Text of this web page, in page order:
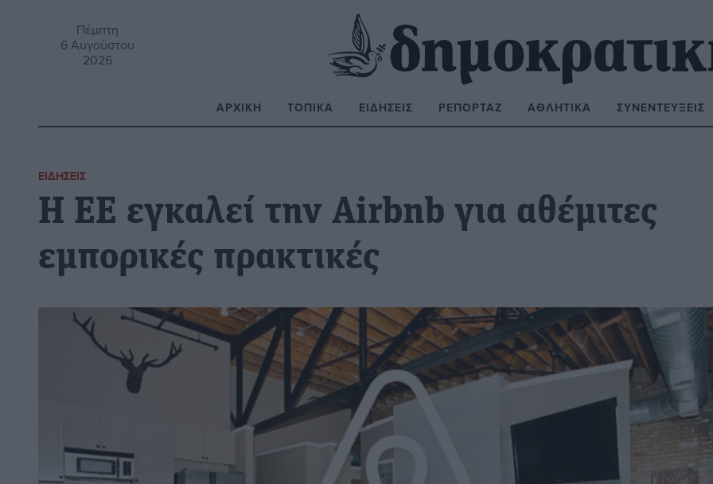
Πέμπτη
6 Αυγούστου
2026
ΑΡΧΙΚΉ ΤΟΠΙΚΆ ΕΙΔΉΣΕΙΣ ΡΕΠΟΡΤΆΖ ΑΘΛΗΤΙΚΆ ΣΥΝΕΝΤΕΎΞΕΙΣ
ΕΙΔΉΣΕΙΣ
Η ΕΕ εγκαλεί την Airbnb για αθέμιτες
εμπορικές πρακτικές